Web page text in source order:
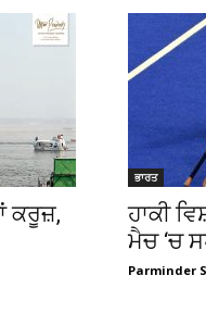
ਕਰੂਜ਼,
ਭਾਰਤ
ਹਾਕੀ
ਮੈਚ ‘ਚ
Parminder